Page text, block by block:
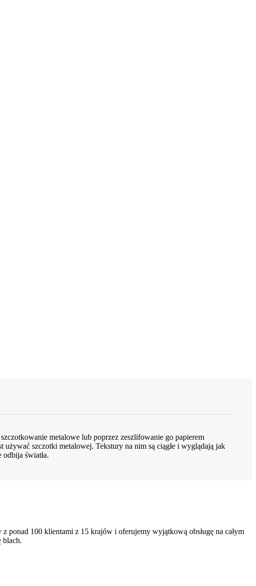
metalowe lub poprzez zeszlifowanie go papierem
używać szczotki metalowej. Tekstury na nim są ciągłe i wyglądają jak
światła.
ponad 100 klientami z 15 krajów i oferujemy wyjątkową obsługę na całym
blach.